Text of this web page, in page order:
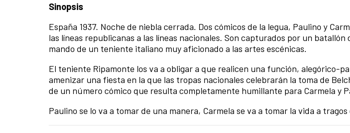
Sinopsis
España 1937. Noche de niebla cerrada. Dos cómicos de la legua, Paulino y
las líneas republicanas a las líneas nacionales. Son capturados por un
mando de un teniente italiano muy aficionado a las artes escénicas.
El teniente Ripamonte los va a obligar a que realicen una función, alegórico-
amenizar una fiesta en la que las tropas nacionales celebrarán la toma de
de un número cómico que resulta completamente humillante para Carmela y
Paulino se lo va a tomar de una manera, Carmela se va a tomar la vida a